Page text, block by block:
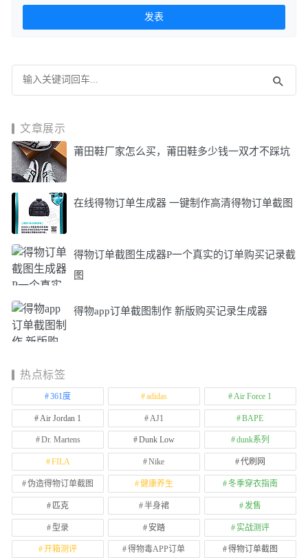
文章展示
莆田鞋厂家怎么买，莆田鞋多少钱一双才不踩坑
在线得物订单生成器 一键制作高清得物订单截图
得物订单截图生成器P一个真实的订单购买记录截
图
得物app订单截图制作 新版购买记录生成器
热点标签
361度 adidas Air Force 1
Air Jordan 1 AJ1 BAPE
Dr. Martens Dunk Low dunk系列
FILA Nike 代刷网
伪造得物订单截图 健康养生 冬季穿衣指南
匹克 半身裙 发售
型录 安踏 实战测评
开箱测评 得物毒APP订单 得物订单截图